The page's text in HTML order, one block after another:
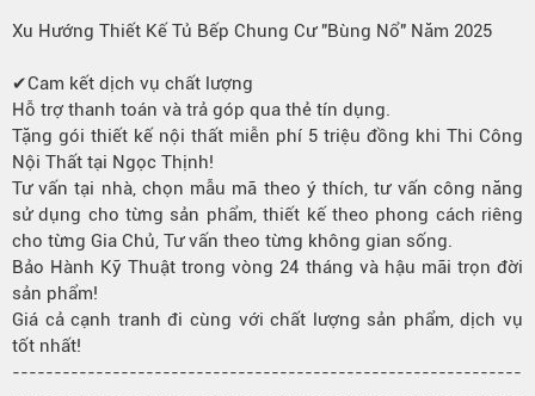
Xu Hướng Thiết Kế Tủ Bếp Chung Cư "Bùng Nổ" Năm 2025
✔Cam kết dịch vụ chất lượng
Hỗ trợ thanh toán và trả góp qua thẻ tín dụng.
Tặng gói thiết kế nội thất miễn phí 5 triệu đồng khi Thi Công
Nội Thất tại Ngọc Thịnh!
Tư vấn tại nhà, chọn mẫu mã theo ý thích, tư vấn công năng
sử dụng cho từng sản phẩm, thiết kế theo phong cách riêng
cho từng Gia Chủ, Tư vấn theo từng không gian sống.
Bảo Hành Kỹ Thuật trong vòng 24 tháng và hậu mãi trọn đời
sản phẩm!
Giá cả cạnh tranh đi cùng với chất lượng sản phẩm, dịch vụ
tốt nhất!
-------------------------------------------------------------